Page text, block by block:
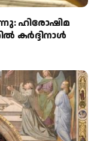
ഹിരോഷിമ
കർദ്ദിനാൾ